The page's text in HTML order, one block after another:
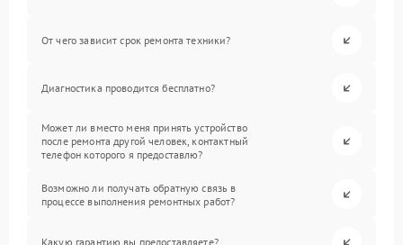
От чего зависит срок ремонта техники?
Диагностика проводится бесплатно?
Может ли вместо меня принять устройство
после ремонта другой человек, контактный
телефон которого я предоставлю?
Возможно ли получать обратную связь в
процессе выполнения ремонтных работ?
Какую гарантию вы предоставляете?